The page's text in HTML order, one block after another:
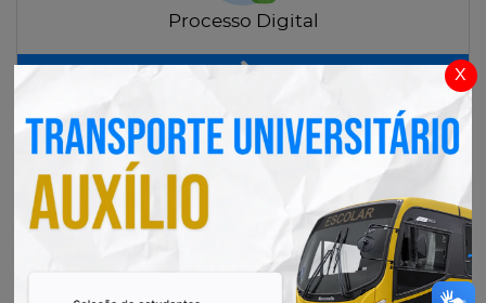
x
Processo Digital
Radar Transparência Pública